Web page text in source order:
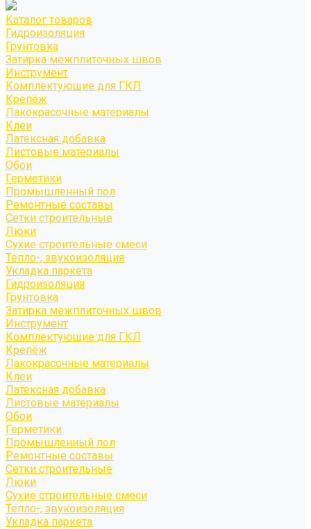
Каталог товаров
Гидроизоляция
Грунтовка
Затирка межплиточных швов
Инструмент
Комплектующие для ГКЛ
Крепёж
Лакокрасочные материалы
Клеи
Латексная добавка
Листовые материалы
Обои
Герметики
Промышленный пол
Ремонтные составы
Сетки строительные
Люки
Сухие строительные смеси
Тепло-, звукоизоляция
Укладка паркета
Гидроизоляция
Грунтовка
Затирка межплиточных швов
Инструмент
Комплектующие для ГКЛ
Крепёж
Лакокрасочные материалы
Клеи
Латексная добавка
Листовые материалы
Обои
Герметики
Промышленный пол
Ремонтные составы
Сетки строительные
Люки
Сухие строительные смеси
Тепло-, звукоизоляция
Укладка паркета